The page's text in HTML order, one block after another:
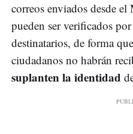
correos enviados desde
pueden ser verificados
destinatarios, de forma
ciudadanos no habrán
suplanten la identidad